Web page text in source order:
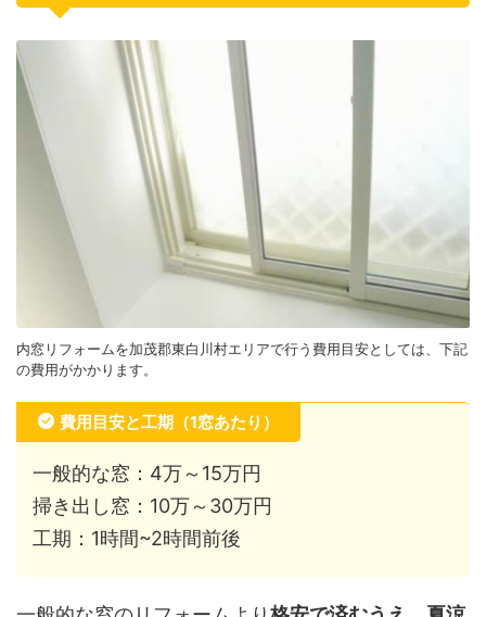
内窓リフォームを加茂郡東白川村エリアで行う費用目安としては、下記
の費用がかかります。
費用目安と工期（1窓あたり）
一般的な窓：4万～15万円
掃き出し窓：10万～30万円
工期：1時間~2時間前後